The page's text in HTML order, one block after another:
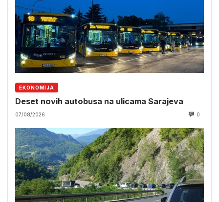
EKONOMIJA
Deset novih autobusa na ulicama Sarajeva
07/08/2026 0